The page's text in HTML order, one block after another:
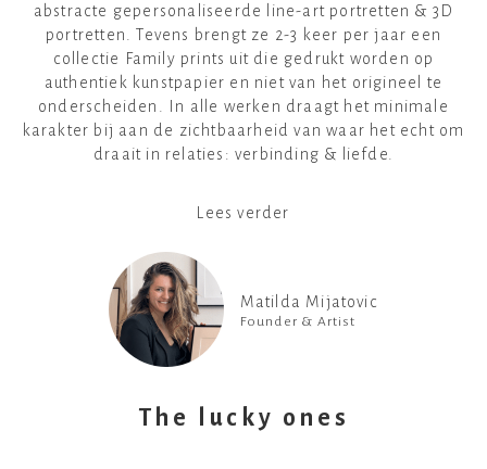
abstracte gepersonaliseerde line-art portretten & 3D
portretten. Tevens brengt ze 2-3 keer per jaar een
collectie Family prints uit die gedrukt worden op
authentiek kunstpapier en niet van het origineel te
onderscheiden. In alle werken draagt het minimale
karakter bij aan de zichtbaarheid van waar het echt om
draait in relaties: verbinding & liefde.
Lees verder
Matilda Mijatovic
Founder & Artist
The lucky ones